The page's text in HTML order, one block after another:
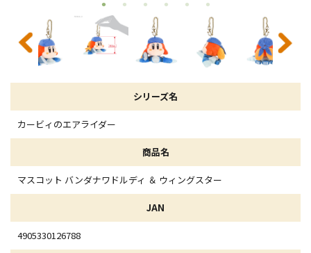
シリーズ名
カービィのエアライダー
商品名
マスコット バンダナワドルディ ＆ ウィングスター
JAN
4905330126788